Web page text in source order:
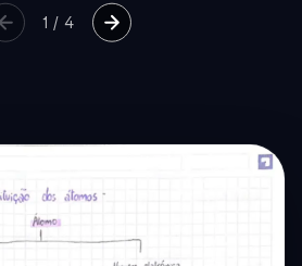
1 /4